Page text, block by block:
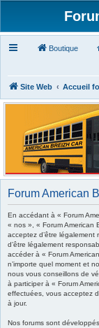
Boutique
Site Web Accueil
Forum American
En accédant à « Forum
« nos », « Forum American
acceptez d’être légalement
d’être légalement
accéder à « Forum
n’importe quel moment et
nous vous conseillons de
à participer à « Forum
effectuées, vous acceptez
à jour.
Nos forums sont